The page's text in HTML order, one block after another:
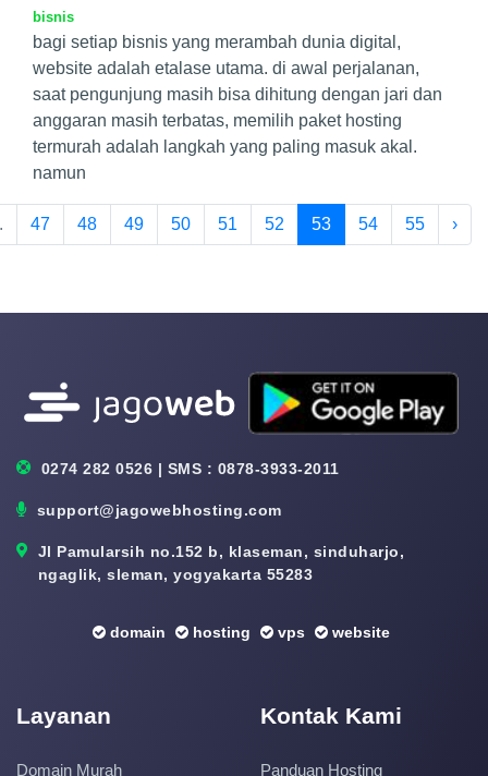
bisnis
bagi setiap bisnis yang merambah dunia digital,
website adalah etalase utama. di awal perjalanan,
saat pengunjung masih bisa dihitung dengan jari dan
anggaran masih terbatas, memilih paket hosting
termurah adalah langkah yang paling masuk akal.
namun
47 48 49 50 51 52 53 54 55 ›
0274 282 0526 | SMS : 0878-3933-2011
support@jagowebhosting.com
Jl Pamularsih no.152 b, klaseman, sinduharjo,
ngaglik, sleman, yogyakarta 55283
domain hosting vps website
Layanan
Domain Murah
Kontak Kami
Panduan Hosting